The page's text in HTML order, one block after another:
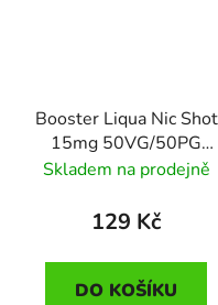
Booster Liqua Nic Shot
15mg 50VG/50PG
10ml
Skladem na prodejně
129 Kč
DO KOŠÍKU